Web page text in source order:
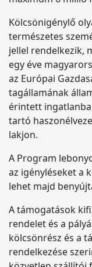
Kölcsönigénylő
természetes
jellel rendelkezik,
egy éve
az Európai
tagállamának
érintett
tartó
lakjon.
A Program
az igényléseket a
lehet majd
A támogatások
rendelet és a
kölcsönrész és a
rendelkezése